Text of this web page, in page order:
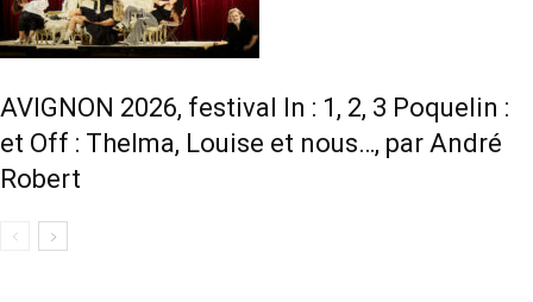
AVIGNON 2026, festival In : 1, 2, 3 Poquelin :
et Off : Thelma, Louise et nous…, par André
Robert